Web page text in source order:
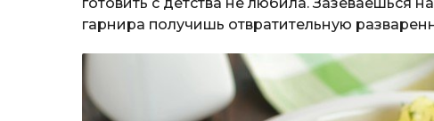
гарнира получишь отвратительную